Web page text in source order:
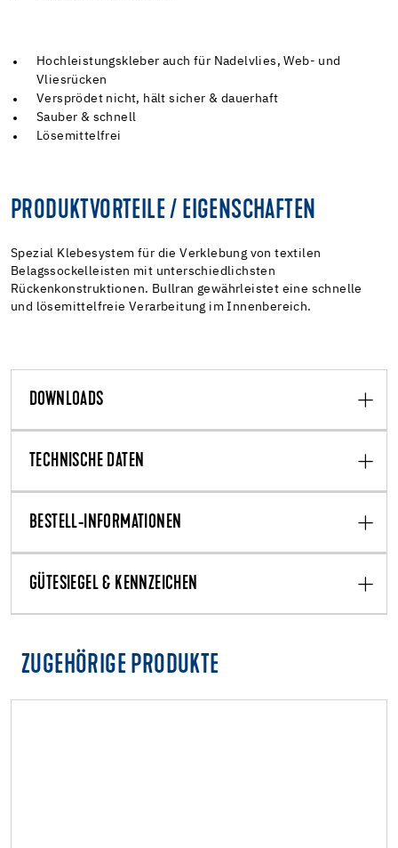
Hochleistungskleber auch für Nadelvlies, Web- und
Vliesrücken
Versprödet nicht, hält sicher & dauerhaft
Sauber & schnell
Lösemittelfrei
PRODUKTVORTEILE / EIGENSCHAFTEN
Spezial Klebesystem für die Verklebung von textilen
Belagssockelleisten mit unterschiedlichsten
Rückenkonstruktionen. Bullran gewährleistet eine schnelle
und lösemittelfreie Verarbeitung im Innenbereich.
DOWNLOADS
TECHNISCHE DATEN
BESTELL-INFORMATIONEN
GÜTESIEGEL & KENNZEICHEN
ZUGEHÖRIGE PRODUKTE